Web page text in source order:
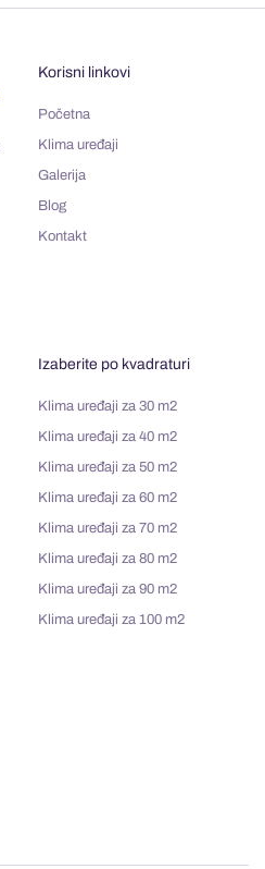
Korisni linkovi
Početna
Klima uređaji
Galerija
Blog
Kontakt
Izaberite po kvadraturi
Klima uređaji za 30 m2
Klima uređaji za 40 m2
Klima uređaji za 50 m2
Klima uređaji za 60 m2
Klima uređaji za 70 m2
Klima uređaji za 80 m2
Klima uređaji za 90 m2
Klima uređaji za 100 m2